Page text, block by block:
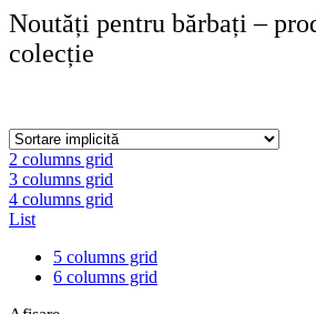
Noutăți pentru bărbați –
colecție
2 columns grid
3 columns grid
4 columns grid
List
5 columns grid
6 columns grid